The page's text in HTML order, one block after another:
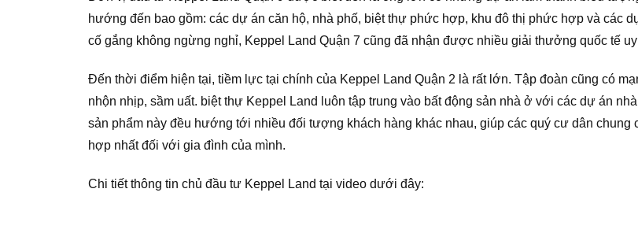
hướng đến bao gồm: các dự án căn hộ, nhà phố, biệt thự phức hợp, khu đô thị phức hợp và các
cố gắng không ngừng nghỉ, Keppel Land Quận 7 cũng đã nhận được nhiều giải thưởng quốc tế
Đến thời điểm hiện tại, tiềm lực tại chính của Keppel Land Quận 2 là rất lớn. Tập đoàn cũng có
nhộn nhịp, sầm uất. biệt thự Keppel Land luôn tập trung vào bất động sản nhà ở với các dự án
sản phẩm này đều hướng tới nhiều đối tượng khách hàng khác nhau, giúp các quý cư dân
hợp nhất đối với gia đình của mình.
Chi tiết thông tin chủ đầu tư Keppel Land tại video dưới đây: